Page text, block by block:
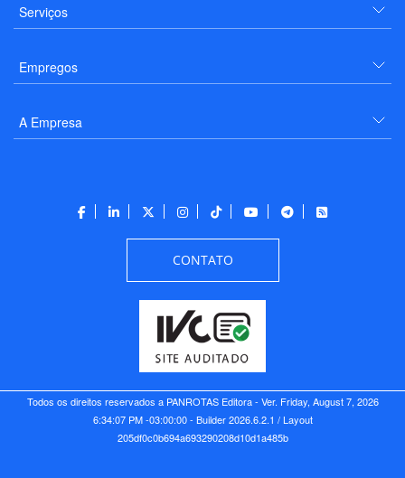
Serviços
Empregos
A Empresa
CONTATO
Todos os direitos reservados a PANROTAS Editora - Ver. Friday, August 7, 2026
6:34:07 PM -03:00:00 - Builder 2026.6.2.1 / Layout
205df0c0b694a693290208d10d1a485b